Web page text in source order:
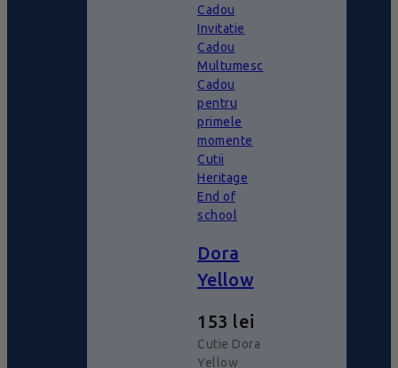
Cadou
Invitatie
Cadou
Multumesc
Cadou
pentru
primele
momente
Cutii
Heritage
End of
school
Dora
Yellow
153 lei
Cutie Dora
Yellow